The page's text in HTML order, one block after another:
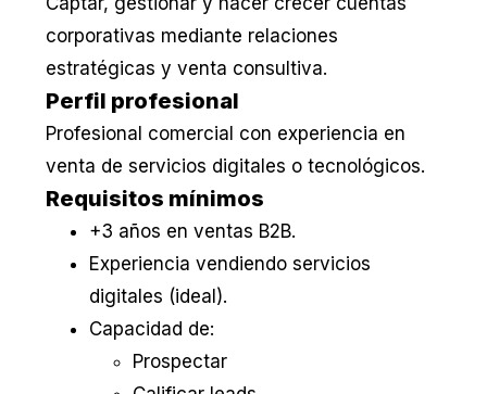
corporativas mediante relaciones
estratégicas y venta consultiva.
Perfil profesional
Profesional comercial con experiencia en
venta de servicios digitales o tecnológicos.
Requisitos mínimos
+3 años en ventas B2B.
Experiencia vendiendo servicios
digitales (ideal).
Capacidad de:
Prospectar